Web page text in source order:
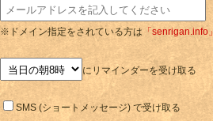
※ドメイン指定をされている方は 「senrigan.info」
にリマインダーを受け取る
SMS (ショートメッセージ) で受け取る